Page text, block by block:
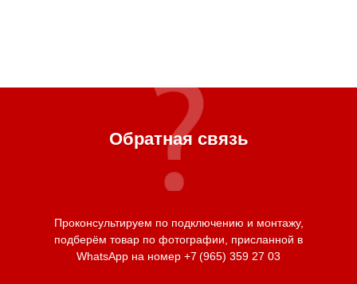
Обратная связь
Проконсультируем по подключению и монтажу,
подберём товар по фотографии, присланной в
WhatsApp на номер +7 (965) 359 27 03